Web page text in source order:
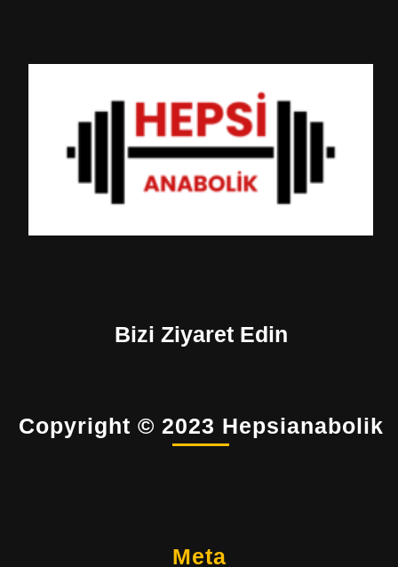
Bizi Ziyaret Edin
Copyright © 2023 Hepsianabolik
Meta